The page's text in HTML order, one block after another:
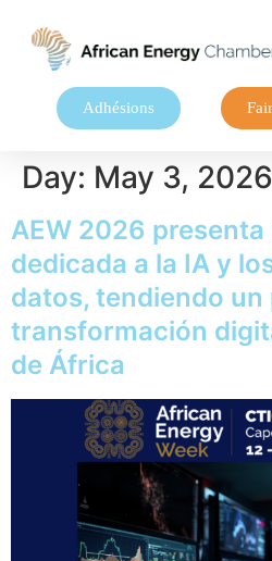
Adhésions
Day: May 3, 2026
AEW 2026
dedicada a la IA y
datos, tendiendo un
transformación
de África